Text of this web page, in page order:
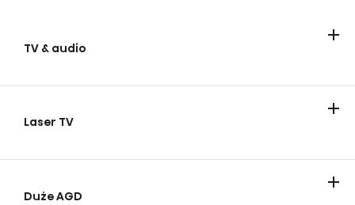
TV & audio
Laser TV
Duże AGD